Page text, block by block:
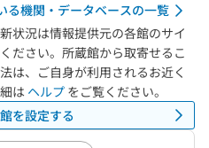
る機関・データベースの一覧
状況は情報提供元の各館のサイ
ださい。所蔵館から取寄せるこ
は、ご自身が利用されるお近く
は ヘルプ をご覧ください。
を設定する